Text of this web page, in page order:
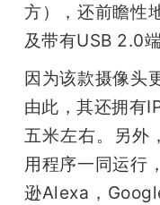
机
方），还前瞻性
及带有USB 2.0
因为该款摄像头
由此，其还拥有
五米左右。另外
用程序一同运行
逊Alexa，